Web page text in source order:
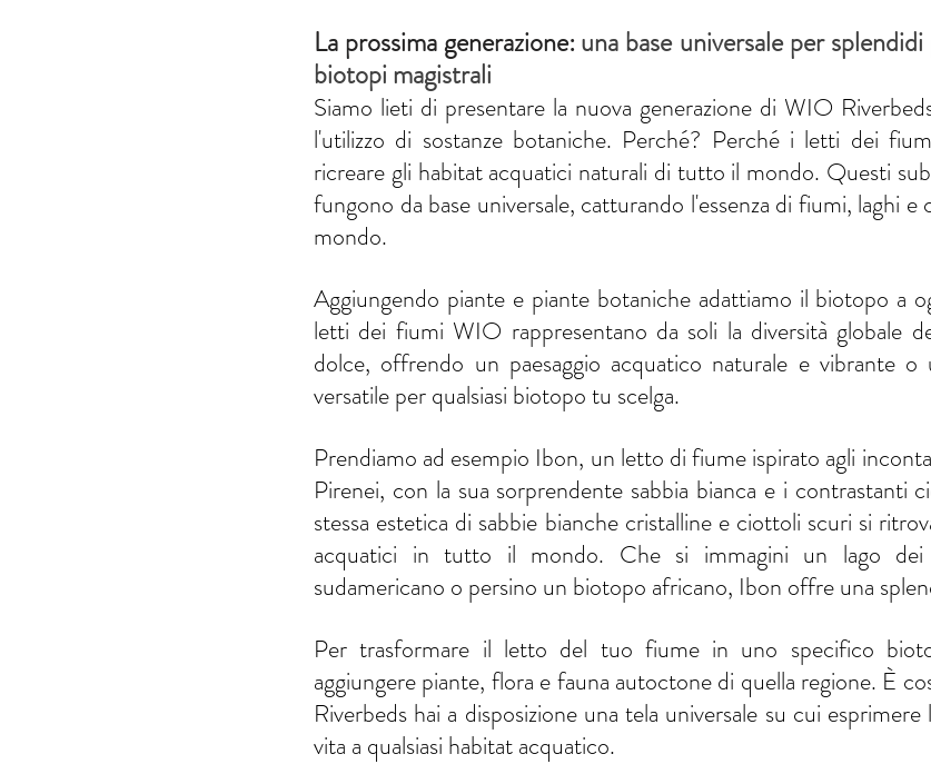
La prossima generazione: una base universale per
biotopi magistrali
Siamo lieti di presentare la nuova generazione di WIO
l'utilizzo di sostanze botaniche. Perché? Perché i letti dei
ricreare gli habitat acquatici naturali di tutto il mondo. Questi
fungono da base universale, catturando l'essenza di fiumi, laghi
mondo.
Aggiungendo piante e piante botaniche adattiamo il biotopo a
letti dei fiumi WIO rappresentano da soli la diversità globale
dolce, offrendo un paesaggio acquatico naturale e vibrante
versatile per qualsiasi biotopo tu scelga.
Prendiamo ad esempio Ibon, un letto di fiume ispirato agli
Pirenei, con la sua sorprendente sabbia bianca e i contrastanti
stessa estetica di sabbie bianche cristalline e ciottoli scuri si
acquatici in tutto il mondo. Che si immagini un lago dei
sudamericano o persino un biotopo africano, Ibon offre una
Per trasformare il letto del tuo fiume in uno specifico
aggiungere piante, flora e fauna autoctone di quella regione. È
Riverbeds hai a disposizione una tela universale su cui
vita a qualsiasi habitat acquatico.